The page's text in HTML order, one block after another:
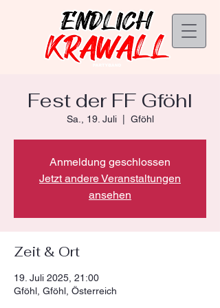
Fest der FF Gföhl
Sa., 19. Juli
  |
Gföhl
Anmeldung geschlossen
Jetzt andere Veranstaltungen
ansehen
Zeit & Ort
19. Juli 2025, 21:00
Gföhl, Gföhl, Österreich